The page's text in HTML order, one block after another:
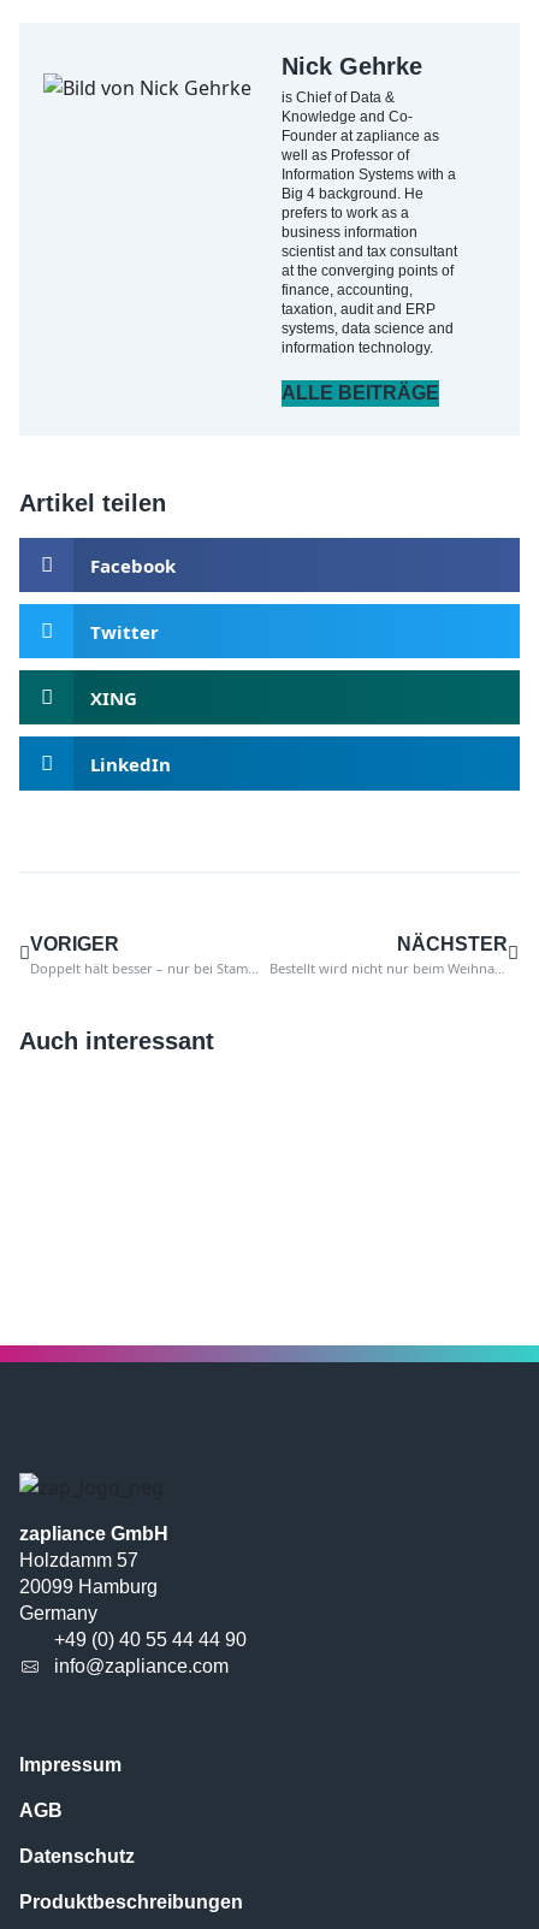
Nick Gehrke
is Chief of Data &
Knowledge and Co-
Founder at zapliance as
well as Professor of
Information Systems with a
Big 4 background. He
prefers to work as a
business information
scientist and tax consultant
at the converging points of
finance, accounting,
taxation, audit and ERP
systems, data science and
information technology.
ALLE BEITRÄGE
Artikel teilen
Facebook
Twitter
XING
LinkedIn
VORIGER
Doppelt hält besser – nur bei Stammdaten nicht!
NÄCHSTER
Bestellt wird nicht nur beim Weihnachtsmann …
Auch interessant
zapliance GmbH
Holzdamm 57
20099 Hamburg
Germany
+49 (0) 40 55 44 44 90
info@zapliance.com
Impressum
AGB
Datenschutz
Produktbeschreibungen